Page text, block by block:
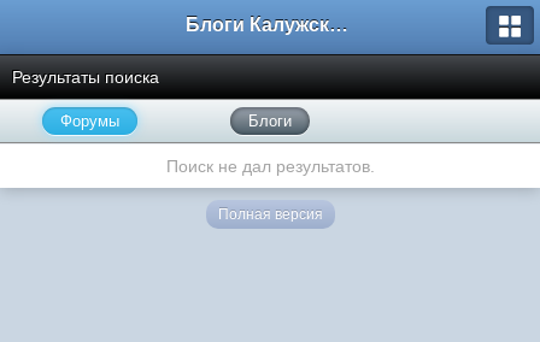
Блоги Калужского перекрестка
Результаты поиска
Форумы Блоги
Поиск не дал результатов.
Полная версия